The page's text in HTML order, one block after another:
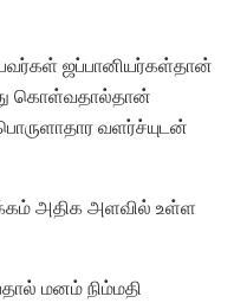
ஜப்பானியர்கள்தான்
கொள்வதால்தான்
வளர்ச்யுடன்
அதிக அளவில் உள்ள
மனம் நிம்மதி